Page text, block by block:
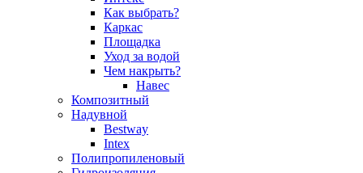
Как выбрать?
Каркас
Площадка
Уход за водой
Чем накрыть?
Навес
Композитный
Надувной
Bestway
Intex
Полипропиленовый